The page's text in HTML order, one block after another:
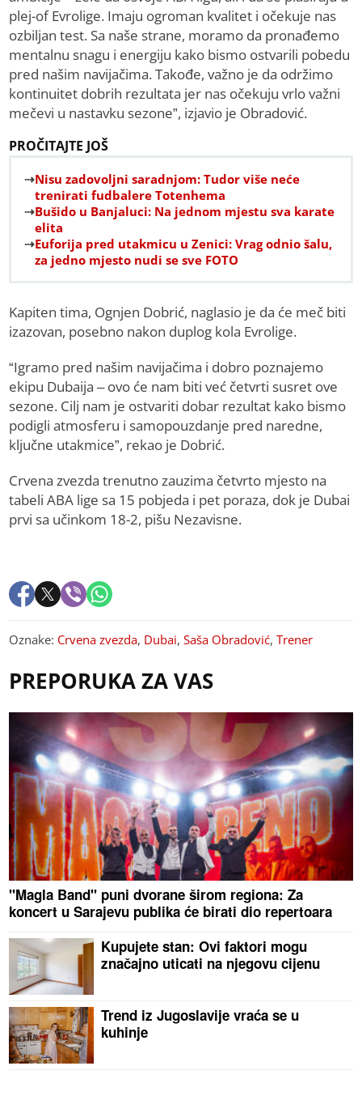
plej-of Evrolige. Imaju ogroman kvalitet i očekuje nas
ozbiljan test. Sa naše strane, moramo da pronađemo
mentalnu snagu i energiju kako bismo ostvarili pobedu
pred našim navijačima. Takođe, važno je da održimo
kontinuitet dobrih rezultata jer nas očekuju vrlo važni
mečevi u nastavku sezone”, izjavio je Obradović.
PROČITAJTE JOŠ
Nisu zadovoljni saradnjom: Tudor više neće
trenirati fudbalere Totenhema
Bušido u Banjaluci: Na jednom mjestu sva karate
elita
Euforija pred utakmicu u Zenici: Vrag odnio šalu,
za jedno mjesto nudi se sve FOTO
Kapiten tima, Ognjen Dobrić, naglasio je da će meč biti
izazovan, posebno nakon duplog kola Evrolige.
“Igramo pred našim navijačima i dobro poznajemo
ekipu Dubaija – ovo će nam biti već četvrti susret ove
sezone. Cilj nam je ostvariti dobar rezultat kako bismo
podigli atmosferu i samopouzdanje pred naredne,
ključne utakmice”, rekao je Dobrić.
Crvena zvezda trenutno zauzima četvrto mjesto na
tabeli ABA lige sa 15 pobjeda i pet poraza, dok je Dubai
prvi sa učinkom 18-2, pišu Nezavisne.
Oznake: Crvena zvezda, Dubai,Saša Obradović,Trener
PREPORUKA ZA VAS
"Magla Band" puni dvorane širom regiona: Za
koncert u Sarajevu publika će birati dio repertoara
Kupujete stan: Ovi faktori mogu
značajno uticati na njegovu cijenu
Trend iz Jugoslavije vraća se u
kuhinje